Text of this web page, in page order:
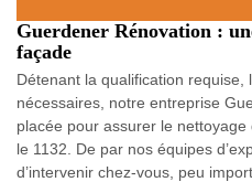
Guerdener Rénovation :
façade
Détenant la qualification requise,
nécessaires, notre entreprise
placée pour assurer le
le 1132. De par nos équipes
d’intervenir chez-vous, peu